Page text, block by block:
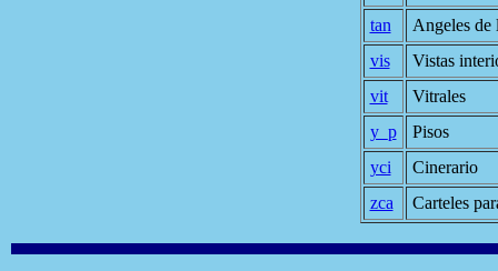
tan
Angeles de
vis
Vistas
vit
Vitrales
y_p
Pisos
yci
Cinerario
zca
Carteles